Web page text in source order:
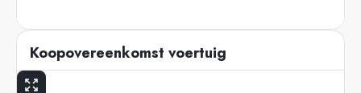
Koopovereenkomst voertuig